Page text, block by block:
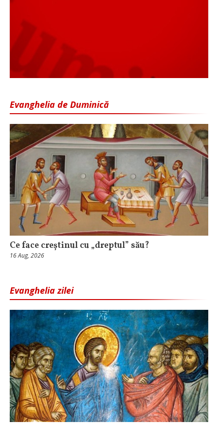
Evanghelia de Duminică
Ce face creștinul cu „dreptul” său?
16 Aug, 2026
Evanghelia zilei